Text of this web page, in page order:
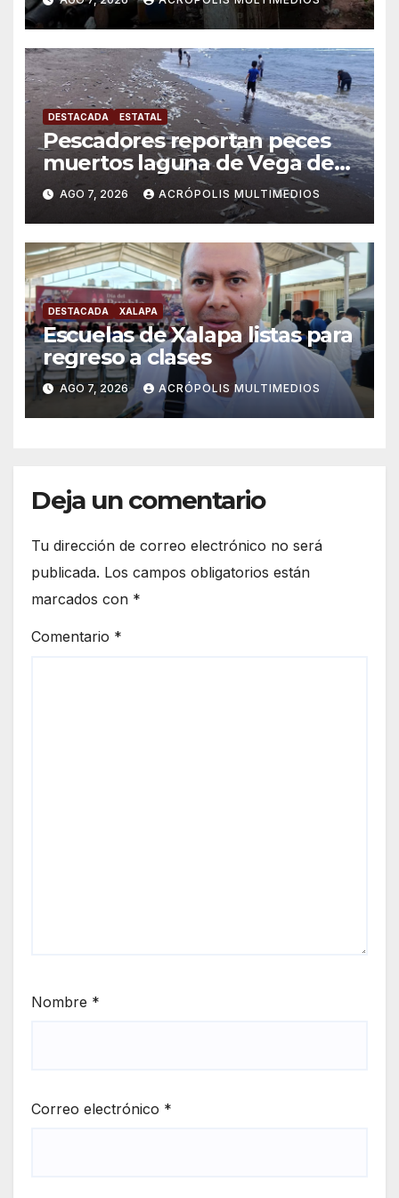
DESTACADA ESTATAL
Pescadores reportan peces
muertos laguna de Vega de
Alatorre
AGO 7, 2026 ACRÓPOLIS MULTIMEDIOS
DESTACADA XALAPA
Escuelas de Xalapa listas para
regreso a clases
AGO 7, 2026 ACRÓPOLIS MULTIMEDIOS
Deja un comentario
Tu dirección de correo electrónico no será
publicada. Los campos obligatorios están
marcados con *
Comentario *
Nombre *
Correo electrónico *